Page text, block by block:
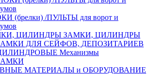
(брелки) /ПУЛЬТЫ для ворот и
ЗАМКИ, ЦИЛИНДРЫ
ДЛЯ СЕЙФОВ, ДЕПОЗИТАРИЕВ
Механизмы